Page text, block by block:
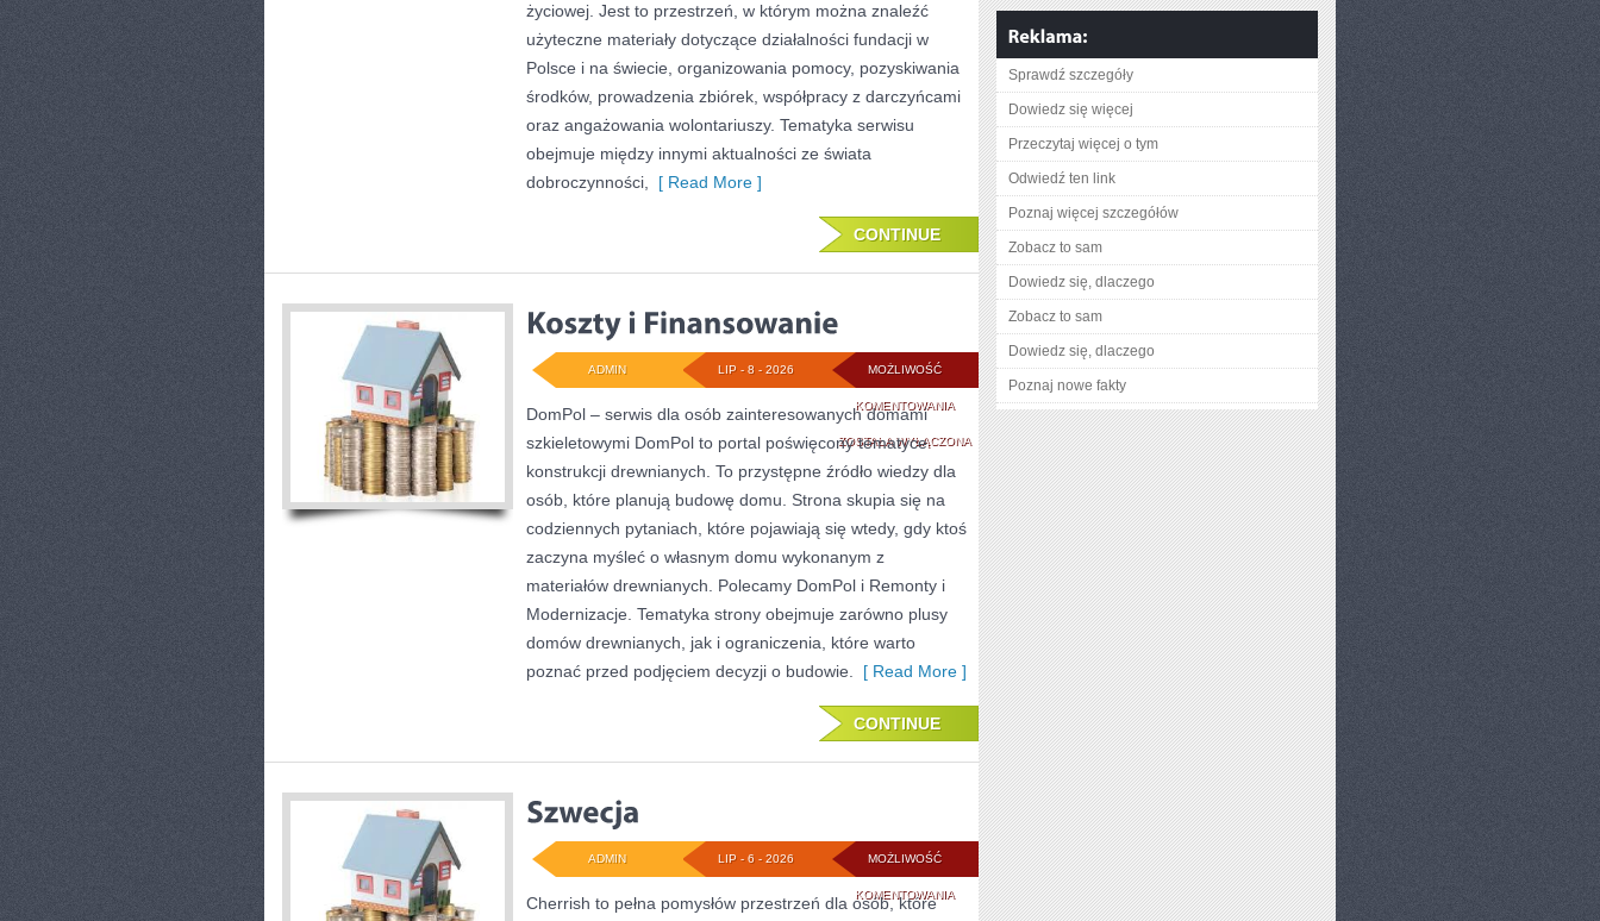
życiowej. Jest to przestrzeń, w którym można znaleźć
użyteczne materiały dotyczące działalności fundacji w
Polsce i na świecie, organizowania pomocy, pozyskiwania
środków, prowadzenia zbiórek, współpracy z darczyńcami
oraz angażowania wolontariuszy. Tematyka serwisu
obejmuje między innymi aktualności ze świata
dobroczynności,
[ Read More ]
CONTINUE
MOŻLIWOŚĆ
KOMENTOWANIAKOSZTY
I
FINANSOWANIE
ZOSTAŁA WYŁĄCZONA
LIP - 8 - 2026
ADMIN
DomPol – serwis dla osób zainteresowanych domami
szkieletowymi DomPol to portal poświęcony tematyce
konstrukcji drewnianych. To przystępne źródło wiedzy dla
osób, które planują budowę domu. Strona skupia się na
codziennych pytaniach, które pojawiają się wtedy, gdy ktoś
zaczyna myśleć o własnym domu wykonanym z
materiałów drewnianych. Polecamy DomPol i Remonty i
Modernizacje. Tematyka strony obejmuje zarówno plusy
domów drewnianych, jak i ograniczenia, które warto
poznać przed podjęciem decyzji o budowie.
[ Read More ]
CONTINUE
MOŻLIWOŚĆ
KOMENTOWANIASZWECJA
LIP - 6 - 2026
ADMIN
Cherrish to pełna pomysłów przestrzeń dla osób, które
Sprawdź szczegóły
Dowiedz się więcej
Przeczytaj więcej o tym
Odwiedź ten link
Poznaj więcej szczegółów
Zobacz to sam
Dowiedz się, dlaczego
Zobacz to sam
Dowiedz się, dlaczego
Poznaj nowe fakty